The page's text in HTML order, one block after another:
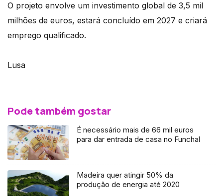
O projeto envolve um investimento global de 3,5 mil
milhões de euros, estará concluído em 2027 e criará
emprego qualificado.
Lusa
Pode também gostar
É necessário mais de 66 mil euros
para dar entrada de casa no Funchal
Madeira quer atingir 50% da
produção de energia até 2020